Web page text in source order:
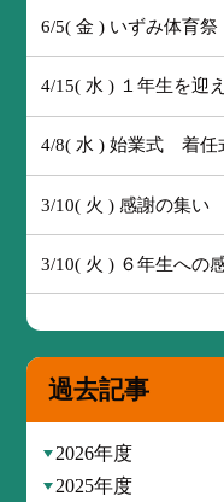
6/5( 金 ) いずみ体育祭
4/15( 水 ) １年生を迎
4/8( 水 ) 始業式 着任
3/10( 火 ) 感謝の集い
3/10( 火 ) ６年生への
過去記事
2026年度
2025年度